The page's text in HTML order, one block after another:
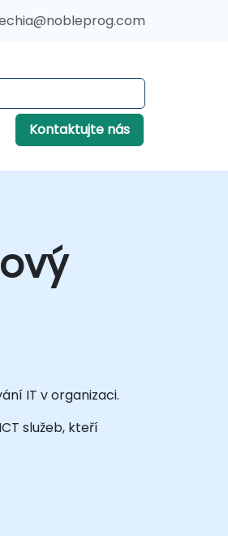
Kontaktujte nás
IT v organizaci.
služeb, kteří